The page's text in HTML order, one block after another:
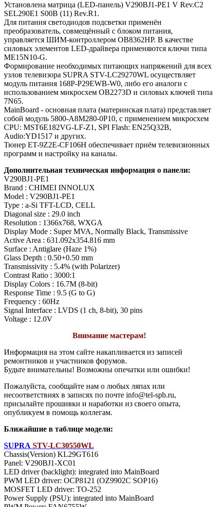
Установлена матрица (LED-панель) V290BJ1-PE1 V Rev.C2
SEL290E1 S00B (11) Rev.R1.
Для питания светодиодов подсветки применён
преобразователь, совмещённый с блоком питания,
управляется ШИМ-контроллером OB8362HP. В качестве
силовых элементов LED-драйвера применяются ключи типа
ME15N10-G.
Формирование необходимых питающих напряжений для всех
узлов телевизора SUPRA STV-LC29270WL осуществляет
модуль питания 168P-P29EWB-W0, либо его аналоги c
использованием микросхем OB2273D и силовых ключей типа
7N65.
MainBoard - основная плата (материнская плата) представляет
собой модуль 5800-A8M280-0P10, с применением микросхем
CPU: MST6E182VG-LF-Z1, SPI Flash: EN25Q32B,
Audio:YD1517 и других.
Тюнер ET-9Z2E-CF106H обеспечивает приём телевизионных
программ и настройку на каналы.
Дополнительная техническая информация о панели:
V290BJ1-PE1
Brand : CHIMEI INNOLUX
Model : V290BJ1-PE1
Type : a-Si TFT-LCD, CELL
Diagonal size : 29.0 inch
Resolution : 1366x768, WXGA
Display Mode : Super MVA, Normally Black, Transmissive
Active Area : 631.092x354.816 mm
Surface : Antiglare (Haze 1%)
Glass Depth : 0.50+0.50 mm
Transmissivity : 5.4% (with Polarizer)
Contrast Ratio : 3000:1
Display Colors : 16.7M (8-bit)
Response Time : 9.5 (G to G)
Frequency : 60Hz
Signal Interface : LVDS (1 ch, 8-bit), 30 pins
Voltage : 12.0V
Внимание мастерам!
Информация на этом сайте накапливается из записей
ремонтников и участников форумов.
Будьте внимательны! Возможны опечатки или ошибки!
Пожалуйста, сообщайте нам о любых ляпах или
несоответствиях в записях по почте info@tel-spb.ru,
присылайте прошивки и наработки из своего опыта,
опубликуем в помощь коллегам.
Ближайшие в таблице модели:
SUPRA STV-LC30550WL
Chassis(Version) KL29GT616
Panel: V290BJ1-XC01
LED driver (backlight): integrated into MainBoard
PWM LED driver: OCP8121 (OZ9902C SOP16)
MOSFET LED driver: TO-252
Power Supply (PSU): integrated into MainBoard